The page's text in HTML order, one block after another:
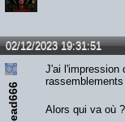
02/12/2023 19:31:51
ead666
J'ai l'impression
Alors qui va où ?